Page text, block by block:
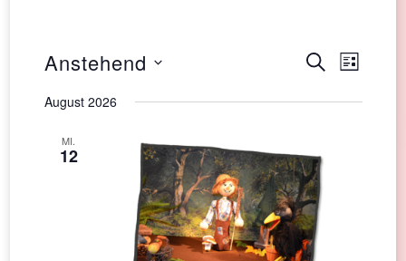
Suche
SUCHELISTE
Anstehend
August 2026
MI.
12